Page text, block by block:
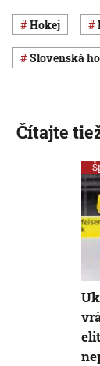
Hokej
slovenská
Čítajte